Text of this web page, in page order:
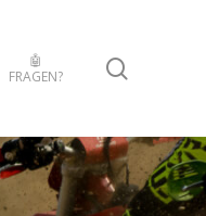
🤖
FRAGEN?